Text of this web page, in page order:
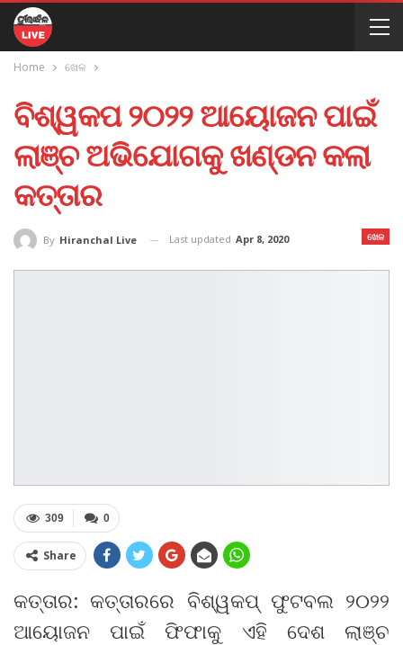
Home ଖେଳ
ବିଶ୍ୱକପ ୨୦୨୨ ଆୟୋଜନ ପାଇଁ
ଲାଞ୍ଚ ଅଭିଯୋଗକୁ ଖଣ୍ଡନ କଲା
କତ୍ତାର
ଖେଳ
By Hiranchal Live Last updated Apr 8, 2020
0
309
Share
କତ୍ତାର: କତ୍ତାରରେ ବିଶ୍ୱକପ୍ ଫୁଟବଲ ୨୦୨୨
ଆୟୋଜନ ପାଇଁ ଫିଫାକୁ ଏହି ଦେଶ ଲାଞ୍ଚ